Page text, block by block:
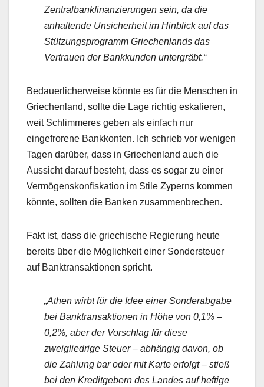
Zentralbankfinanzierungen sein, da die
anhaltende Unsicherheit im Hinblick auf das
Stützungsprogramm Griechenlands das
Vertrauen der Bankkunden untergräbt.“
Bedauerlicherweise könnte es für die Menschen in
Griechenland, sollte die Lage richtig eskalieren,
weit Schlimmeres geben als einfach nur
eingefrorene Bankkonten. Ich schrieb vor wenigen
Tagen darüber, dass in Griechenland auch die
Aussicht darauf besteht, dass es sogar zu einer
Vermögenskonfiskation im Stile Zyperns kommen
könnte, sollten die Banken zusammenbrechen.
Fakt ist, dass die griechische Regierung heute
bereits über die Möglichkeit einer Sondersteuer
auf Banktransaktionen spricht.
„Athen wirbt für die Idee einer Sonderabgabe
bei Banktransaktionen in Höhe von 0,1% –
0,2%, aber der Vorschlag für diese
zweigliedrige Steuer – abhängig davon, ob
die Zahlung bar oder mit Karte erfolgt – stieß
bei den Kreditgebern des Landes auf heftige